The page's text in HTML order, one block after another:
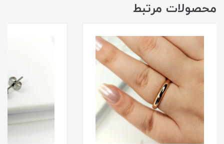
محصولات مرتبط